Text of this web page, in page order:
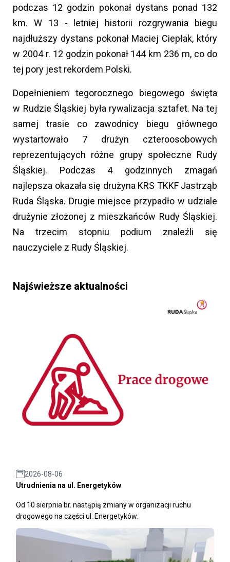
podczas 12 godzin pokonał dystans ponad 132
km. W 13 - letniej historii rozgrywania biegu
najdłuższy dystans pokonał Maciej Ciepłak, który
w 2004 r. 12 godzin pokonał 144 km 236 m, co do
tej pory jest rekordem Polski.
Dopełnieniem tegorocznego biegowego święta
w Rudzie Śląskiej była rywalizacja sztafet. Na tej
samej trasie co zawodnicy biegu głównego
wystartowało 7 drużyn czteroosobowych
reprezentujących różne grupy społeczne Rudy
Śląskiej. Podczas 4 godzinnych zmagań
najlepsza okazała się drużyna KRS TKKF Jastrząb
Ruda Śląska. Drugie miejsce przypadło w udziale
drużynie złożonej z mieszkańców Rudy Śląskiej.
Na trzecim stopniu podium znaleźli się
nauczyciele z Rudy Śląskiej.
Najświeższe aktualności
2026-08-06
Utrudnienia na ul. Energetyków
Od 10 sierpnia br. nastąpią zmiany w organizacji ruchu
drogowego na części ul. Energetyków.